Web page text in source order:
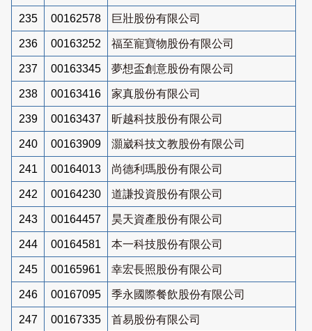
235 00162578 巨壯股份有限公司
236 00163252 福至寵寶物股份有限公司
237 00163345 夢想盃創意股份有限公司
238 00163416 家真股份有限公司
239 00163437 昕越科技股份有限公司
240 00163909 灝崴科技文教股份有限公司
241 00164013 尚德利瑪股份有限公司
242 00164230 道謙投資股份有限公司
243 00164457 昊天資產股份有限公司
244 00164581 本一科技股份有限公司
245 00165961 幸宏長照股份有限公司
246 00167095 季永國際餐飲股份有限公司
247 00167335 首易股份有限公司